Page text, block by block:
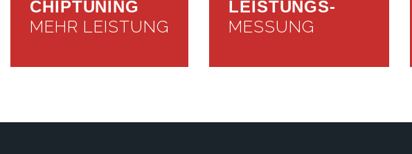
CHIPTUNING
MEHR LEISTUNG
LEISTUNGS-
MESSUNG